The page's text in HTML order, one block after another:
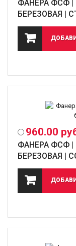
Если проект, для
масштабный, то
вложение средств в
ФАНЕРА ФСФ |
БЕРЕЗОВАЯ |
960.00
ФАНЕРА ФСФ |
БЕРЕЗОВАЯ |